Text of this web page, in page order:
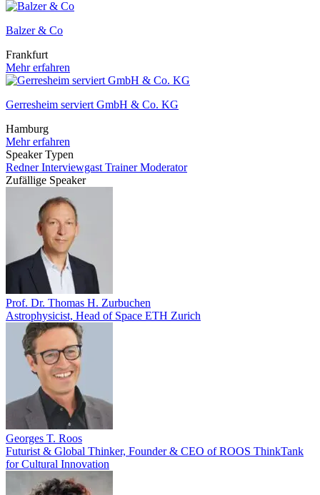
Balzer & Co
Frankfurt
Mehr erfahren
Gerresheim serviert GmbH & Co. KG
Hamburg
Mehr erfahren
Speaker Typen
RednerInterviewgast TrainerModerator
Zufällige Speaker
Prof. Dr. Thomas H. Zurbuchen
Astrophysicist, Head of Space ETH Zurich
Georges T. Roos
Futurist & Global Thinker, Founder & CEO of ROOS ThinkTank
for Cultural Innovation